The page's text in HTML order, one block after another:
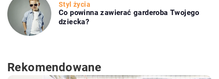
Styl życia
Co powinna zawierać garderoba Twojego
dziecka?
Rekomendowane